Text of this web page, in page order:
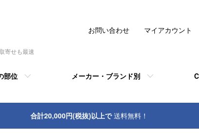
寄せも最速
部位 メーカー・ブランド別
お問い合わせ マイアカウント
合計20,000円(税抜)以上で送料無料！